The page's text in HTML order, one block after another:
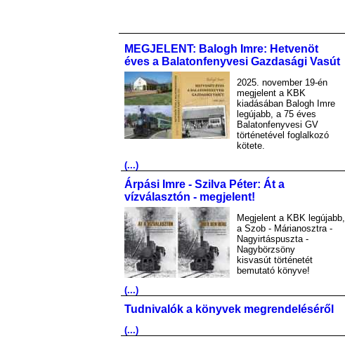
MEGJELENT: Balogh Imre: Hetvenöt
éves a Balatonfenyvesi Gazdasági Vasút
2025. november 19-én
megjelent a KBK
kiadásában Balogh Imre
legújabb, a 75 éves
Balatonfenyvesi GV
történetével foglalkozó
kötete.
(...)
Árpási Imre - Szilva Péter: Át a
vízválasztón - megjelent!
Megjelent a KBK legújabb,
a Szob - Márianosztra -
Nagyirtáspuszta -
Nagybörzsöny
kisvasút történetét
bemutató könyve!
(...)
Tudnivalók a könyvek megrendeléséről
(...)